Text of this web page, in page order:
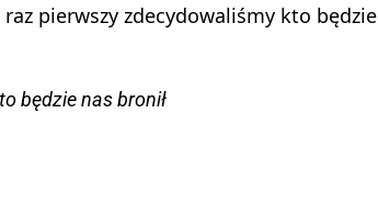
raz pierwszy zdecydowaliśmy kto będzie
będzie nas bronił